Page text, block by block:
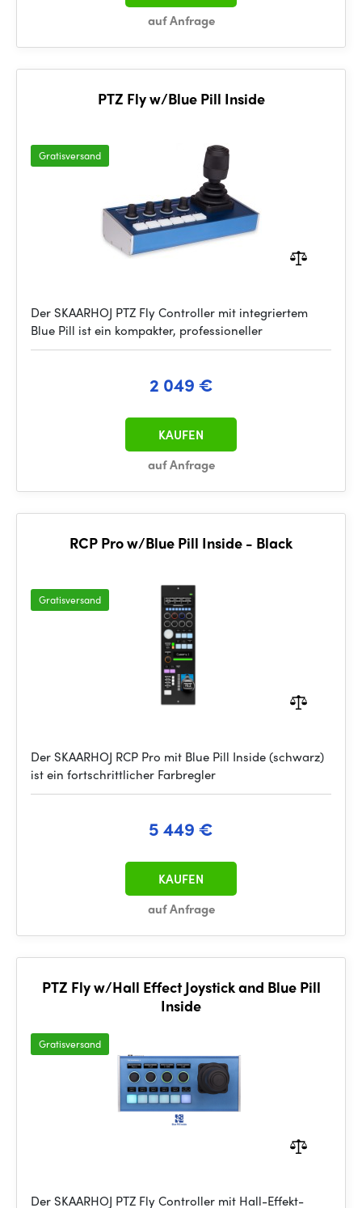
auf Anfrage
PTZ Fly w/Blue Pill Inside
Gratisversand
Der SKAARHOJ PTZ Fly Controller mit integriertem
Blue Pill ist ein kompakter, professioneller
2 049 €
auf Anfrage
KAUFEN
RCP Pro w/Blue Pill Inside - Black
Gratisversand
Der SKAARHOJ RCP Pro mit Blue Pill Inside (schwarz)
ist ein fortschrittlicher Farbregler
5 449 €
auf Anfrage
KAUFEN
PTZ Fly w/Hall Effect Joystick and Blue Pill
Inside
Gratisversand
Der SKAARHOJ PTZ Fly Controller mit Hall-Effekt-